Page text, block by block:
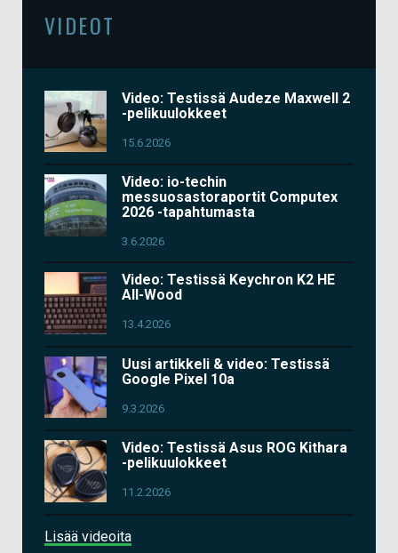
VIDEOT
Video: Testissä Audeze Maxwell 2
-pelikuulokkeet
15.6.2026
Video: io-techin
messuosastoraportit Computex
2026 -tapahtumasta
3.6.2026
Video: Testissä Keychron K2 HE
All-Wood
13.4.2026
Uusi artikkeli & video: Testissä
Google Pixel 10a
9.3.2026
Video: Testissä Asus ROG Kithara
-pelikuulokkeet
11.2.2026
Lisää videoita